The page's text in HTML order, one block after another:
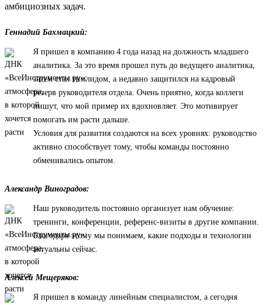
амбициозных задач.
Геннадий Бахмацкий:
Я пришел в компанию 4 года назад на должность младшего
аналитика. За это время прошел путь до ведущего аналитика,
затем стал тимлидом, а недавно защитился на кадровый
резерв руководителя отдела. Очень приятно, когда коллеги
пишут, что мой пример их вдохновляет. Это мотивирует
помогать им расти дальше.
Условия для развития создаются на всех уровнях: руководство
активно способствует тому, чтобы команды постоянно
обменивались опытом.
Александр Виноградов:
Наш руководитель постоянно организует нам обучение:
тренинги, конференции, референс-визиты в другие компании.
Благодаря этому мы понимаем, какие подходы и технологии
актуальны сейчас.
Алексей Мещеряков:
Я пришел в команду линейным специалистом, а сегодня